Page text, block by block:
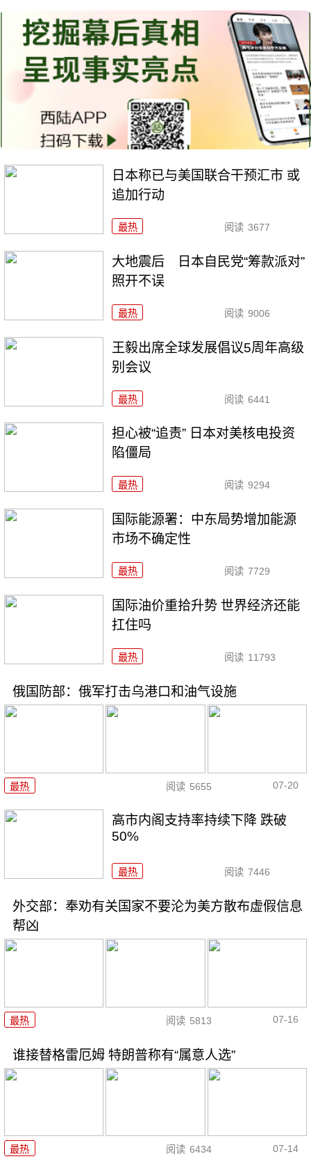
日本称已与美国联合干预汇市 或
追加行动
最热 阅读 3677
大地震后 日本自民党“筹款派对”
照开不误
最热 阅读 9006
王毅出席全球发展倡议5周年高级
别会议
最热 阅读 6441
担心被“追责” 日本对美核电投资
陷僵局
最热 阅读 9294
国际能源署：中东局势增加能源
市场不确定性
最热 阅读 7729
国际油价重拾升势 世界经济还能
扛住吗
最热 阅读 11793
俄国防部：俄军打击乌港口和油气设施
最热 阅读 5655 07-20
高市内阁支持率持续下降 跌破
50%
最热 阅读 7446
外交部：奉劝有关国家不要沦为美方散布虚假信息
帮凶
最热 阅读 5813 07-16
谁接替格雷厄姆 特朗普称有“属意人选”
最热 阅读 6434 07-14